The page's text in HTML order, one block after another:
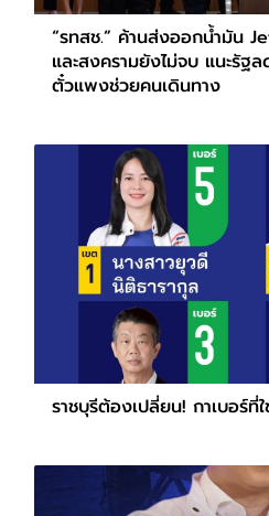
“รทสช.” ค้านส่งออกน้ำมัน
และสงครามยังไม่จบ แนะรัฐ
ตั๋วแพงช่วยคนเดินทาง
ราชบุรีต้องเปลี่ยน! กาเบอร์ที่